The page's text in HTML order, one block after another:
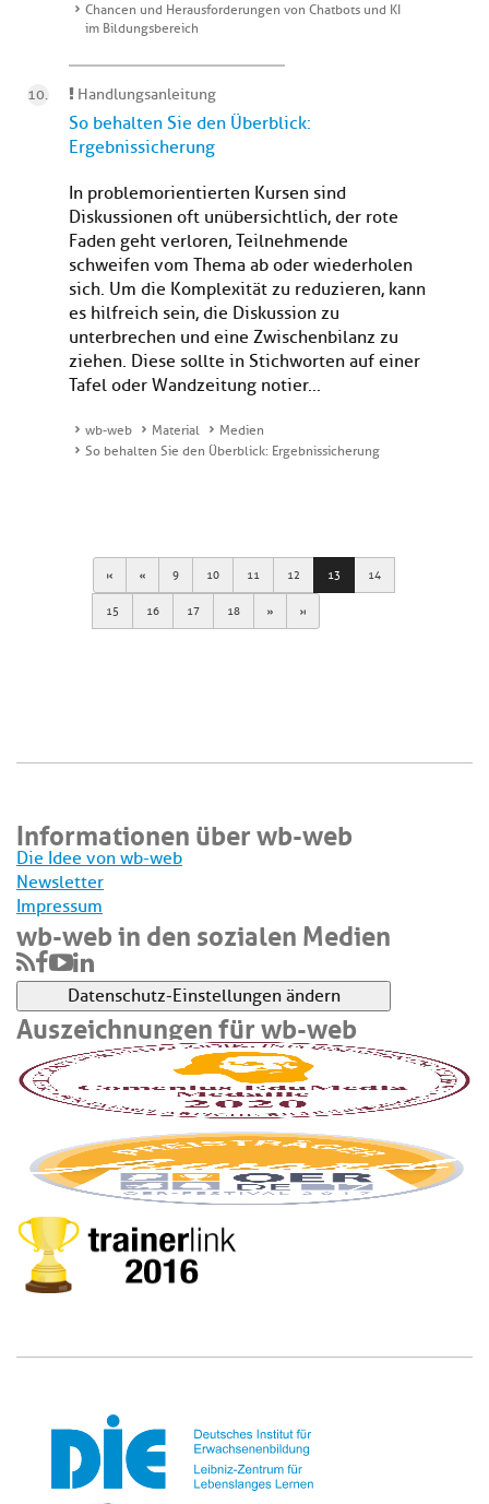
Chancen und Herausforderungen von Chatbots und KI
im Bildungsbereich
Handlungsanleitung
So behalten Sie den Überblick:
Ergebnissicherung
In problemorientierten Kursen sind
Diskussionen oft unübersichtlich, der rote
Faden geht verloren, Teilnehmende
schweifen vom Thema ab oder wiederholen
sich. Um die Komplexität zu reduzieren, kann
es hilfreich sein, die Diskussion zu
unterbrechen und eine Zwischenbilanz zu
ziehen. Diese sollte in Stichworten auf einer
Tafel oder Wandzeitung notier...
wb-web Material
Medien
So behalten Sie den Überblick: Ergebnissicherung
First Previous
9 10 11 12 13 14
15 16 17 18 Next Last
Informationen über wb-web
Die Idee von wb-web
Newsletter
Impressum
wb-web in den sozialen Medien
Datenschutz-Einstellungen ändern
Auszeichnungen für wb-web